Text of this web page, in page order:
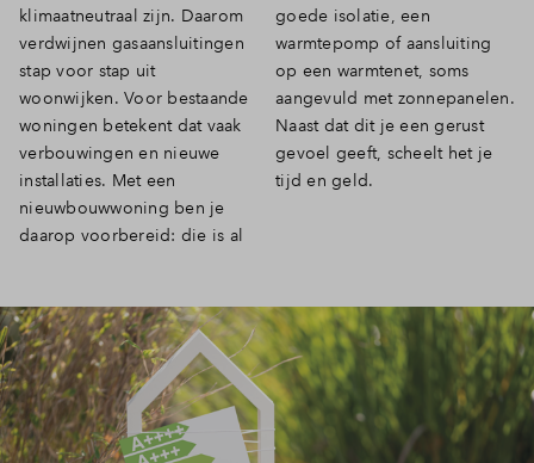
klimaatneutraal zijn. Daarom
verdwijnen gasaansluitingen
stap voor stap uit
woonwijken. Voor bestaande
woningen betekent dat vaak
verbouwingen en nieuwe
installaties. Met een
nieuwbouwwoning ben je
daarop voorbereid: die is al
goede isolatie, een
warmtepomp of aansluiting
op een warmtenet, soms
aangevuld met zonnepanelen.
Naast dat dit je een gerust
gevoel geeft, scheelt het je
tijd en geld.